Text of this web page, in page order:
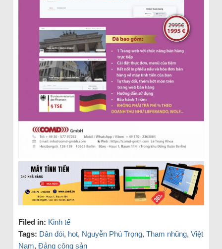
Filed in: Kinh tế
Tags: Dân đói, hot, Nguyễn Phú Trọng, Tham nhũng, Việt
Nam, Đảng cộng sản